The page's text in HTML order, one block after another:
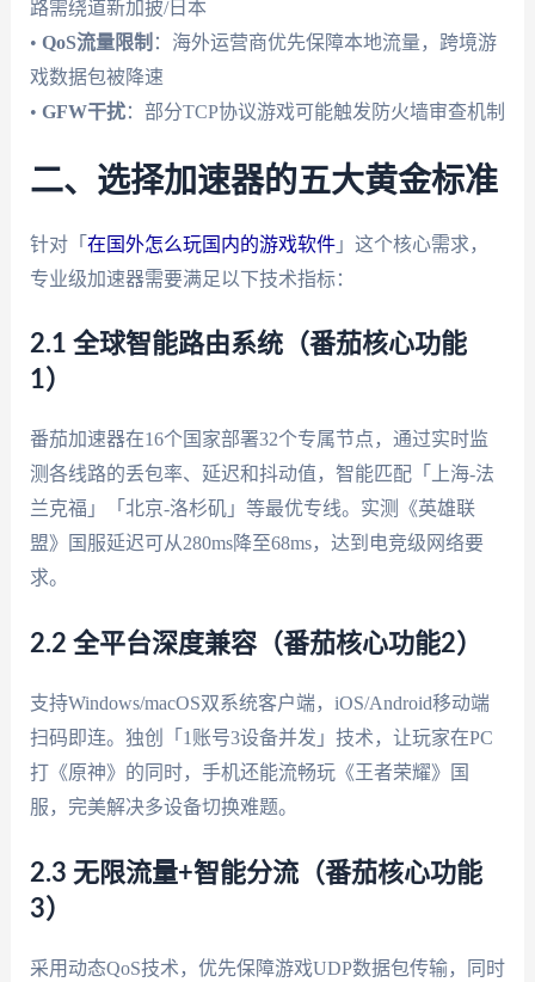
路需绕道新加披/日本
• QoS流量限制 ：海外运营商优先保障本地流量，跨境游
戏数据包被降速
• GFW干扰：部分TCP协议游戏可能触发防火墙审查机制
二、选择加速器的五大黄金标准
针对「 在国外怎么玩国内的游戏软件」这个核心需求，
专业级加速器需要满足以下技术指标：
2.1 全球智能路由系统（番茄核心功能
1）
番茄加速器在16个国家部署32个专属节点，通过实时监
测各线路的丢包率、延迟和抖动值，智能匹配「上海-法
兰克福」「北京-洛杉矶」等最优专线。实测《英雄联
盟》国服延迟可从280ms降至68ms，达到电竞级网络要
求。
2.2 全平台深度兼容（番茄核心功能2）
支持Windows/macOS双系统客户端，iOS/Android移动端
扫码即连。独创「1账号3设备并发」技术，让玩家在PC
打《原神》的同时，手机还能流畅玩《王者荣耀》国
服，完美解决多设备切换难题。
2.3 无限流量+智能分流（番茄核心功能
3）
采用动态QoS技术，优先保障游戏UDP数据包传输，同时